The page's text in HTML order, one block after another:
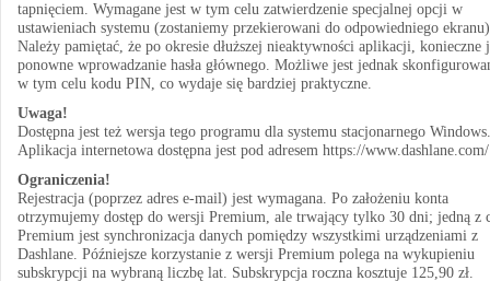
tapnięciem. Wymagane jest w tym celu zatwierdzenie specjalnej opcji w
ustawieniach systemu (zostaniemy przekierowani do odpowiedniego
Należy pamiętać, że po okresie dłuższej nieaktywności aplikacji, konieczne
ponowne wprowadzanie hasła głównego. Możliwe jest jednak
w tym celu kodu PIN, co wydaje się bardziej praktyczne.
Uwaga!
Dostępna jest też wersja tego programu dla systemu stacjonarnego Windows.
Aplikacja internetowa dostępna jest pod adresem https://www.dashlane.com/
Ograniczenia!
Rejestracja (poprzez adres e-mail) jest wymagana. Po założeniu konta
otrzymujemy dostęp do wersji Premium, ale trwający tylko 30 dni; jedną z
Premium jest synchronizacja danych pomiędzy wszystkimi urządzeniami z
Dashlane. Późniejsze korzystanie z wersji Premium polega na wykupieniu
subskrypcji na wybraną liczbę lat. Subskrypcja roczna kosztuje 125,90 zł.